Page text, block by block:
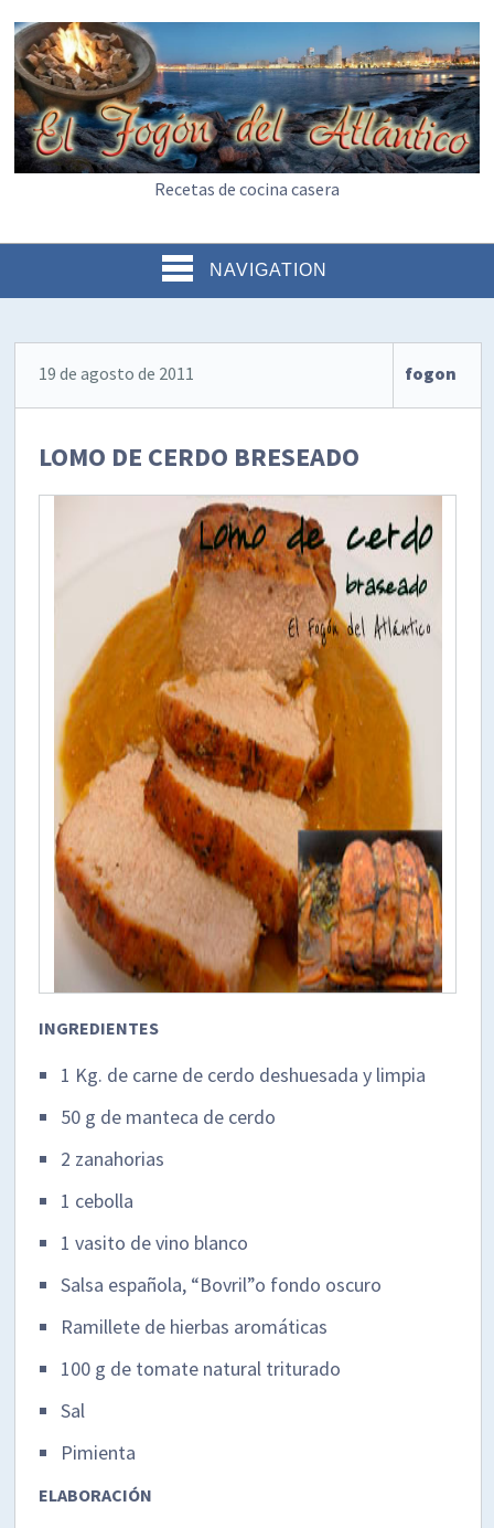
Recetas de cocina casera
NAVIGATION
19 de agosto de 2011 fogon
LOMO DE CERDO BRESEADO
INGREDIENTES
1 Kg. de carne de cerdo deshuesada y limpia
50 g de manteca de cerdo
2 zanahorias
1 cebolla
1 vasito de vino blanco
Salsa española, “Bovril”o fondo oscuro
Ramillete de hierbas aromáticas
100 g de tomate natural triturado
Sal
Pimienta
ELABORACIÓN